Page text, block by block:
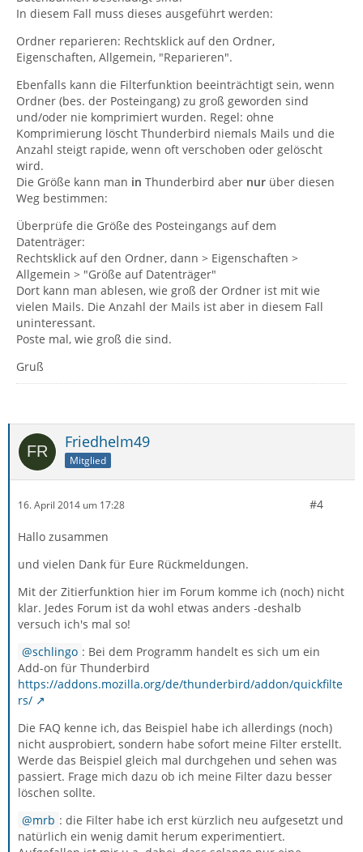
In diesem Fall muss dieses ausgeführt werden:
Ordner reparieren: Rechtsklick auf den Ordner,
Eigenschaften, Allgemein, "Reparieren".
Ebenfalls kann die Filterfunktion beeinträchtigt sein, wenn
Ordner (bes. der Posteingang) zu groß geworden sind
und/oder nie komprimiert wurden. Regel: ohne
Komprimierung löscht Thunderbird niemals Mails und die
Anzahl steigt rapide, wenn oft verschoben oder gelöscht
wird.
Die Größe kann man in Thunderbird aber nur über diesen
Weg bestimmen:
Überprüfe die Größe des Posteingangs auf dem
Datenträger:
Rechtsklick auf den Ordner, dann > Eigenschaften >
Allgemein > "Größe auf Datenträger"
Dort kann man ablesen, wie groß der Ordner ist mit wie
vielen Mails. Die Anzahl der Mails ist aber in diesem Fall
uninteressant.
Poste mal, wie groß die sind.
Gruß
Friedhelm49
Mitglied
16. April 2014 um 17:28 #4
Hallo zusammen
und vielen Dank für Eure Rückmeldungen.
Mit der Zitierfunktion hier im Forum komme ich (noch) nicht
klar. Jedes Forum ist da wohl etwas anders -deshalb
versuch ich's mal so!
schlingo : Bei dem Programm handelt es sich um ein
Add-on für Thunderbird
https://addons.mozilla.org/de/thunderbird/addon/quickfilte
rs/
Die FAQ kenne ich, das Beispiel habe ich allerdings (noch)
nicht ausprobiert, sondern habe sofort meine Filter erstellt.
Werde das Beispiel gleich mal durchgehen und sehen was
passiert. Frage mich dazu ob ich meine Filter dazu besser
löschen sollte.
mrb : die Filter habe ich erst kürzlich neu aufgesetzt und
natürlich ein wenig damit herum experimentiert.